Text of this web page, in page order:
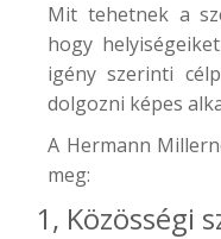
Mit tehetnek a
hogy
igény szerinti
dolgozni képes
A Hermann Miller
meg:
1, Közösségi